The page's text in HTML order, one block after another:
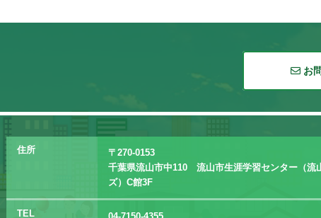
お
住所
〒270-0153
千葉県流山市中110 流山市生涯学習センター（流
ズ）C館3F
TEL